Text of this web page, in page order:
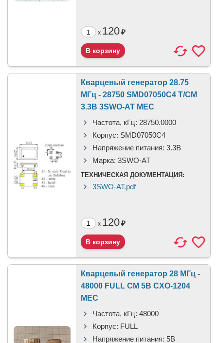
x 120₽
Кварцевый генератор 28.75
МГц - 28750 SMD07050C4 T/CM
3.3В 3SWO-AT MEC
Частота, кГц: 28750.0000
Корпус: SMD07050C4
Напряжение питания: 3.3В
Марка: 3SWO-AT
ТЕХНИЧЕСКАЯ ДОКУМЕНТАЦИЯ:
3SWO-AT.pdf
x 120₽
Кварцевый генератор 28 МГц -
48000 FULL CM 5В CXO-1204
MEC
Частота, кГц: 48000
Корпус: FULL
Напряжение питания: 5В